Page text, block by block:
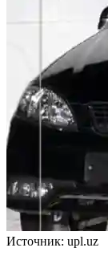
Источник: upl.uz